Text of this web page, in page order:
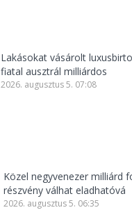
Lakásokat vásárolt
fiatal ausztrál milliárdos
2026. augusztus 5. 07:08
Közel negyvenezer milliárd
részvény válhat eladhatóvá
2026. augusztus 5. 06:35